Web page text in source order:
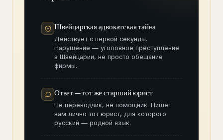
Швейцарская адвокатская тайна
Действует с первой секунды.
Нарушение — уголовное преступление
в Швейцарии, не просто обещание
фирмы.
Ответ — тот же старший юрист
Не переводчик, не помощник. Пишет
вам лично тот юрист, для которого
русский — родной язык.